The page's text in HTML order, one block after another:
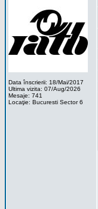
Data înscrierii: 18/Mai/2017
Ultima vizita: 07/Aug/2026
Mesaje: 741
Locaţie: Bucuresti Sector 6